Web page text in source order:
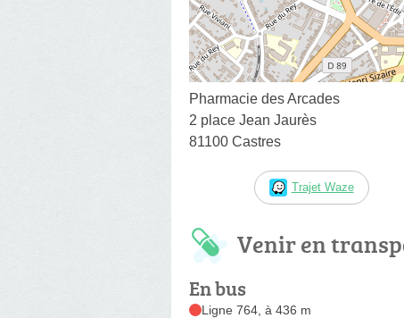
Pharmacie des Arcades
2 place Jean Jaurès
81100 Castres
Trajet Waze
Venir en
En bus
Ligne 764, à 436 m